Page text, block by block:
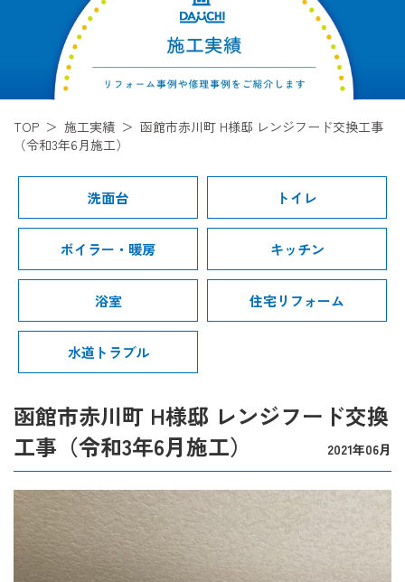
TOP 施工実績
函館市赤川町 H様邸 レンジフード交換工事
（令和3年6月施工）
洗面台 トイレ
ボイラー・暖房 キッチン
浴室 住宅リフォーム
水道トラブル
函館市赤川町 H様邸 レンジフード交換
工事（令和3年6月施工）
2021年06月